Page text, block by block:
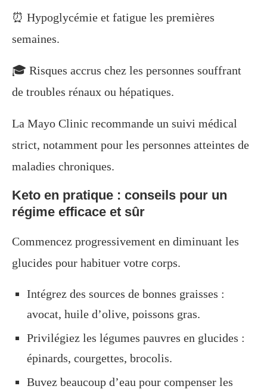
⏰ Hypoglycémie et fatigue les premières
semaines.
🎓 Risques accrus chez les personnes souffrant
de troubles rénaux ou hépatiques.
La Mayo Clinic recommande un suivi médical
strict, notamment pour les personnes atteintes de
maladies chroniques.
Keto en pratique : conseils pour un
régime efficace et sûr
Commencez progressivement en diminuant les
glucides pour habituer votre corps.
Intégrez des sources de bonnes graisses :
avocat, huile d’olive, poissons gras.
Privilégiez les légumes pauvres en glucides :
épinards, courgettes, brocolis.
Buvez beaucoup d’eau pour compenser les